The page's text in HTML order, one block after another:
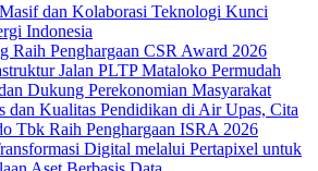
dan Kolaborasi Teknologi Kunci
Indonesia
Raih Penghargaan CSR Award 2026
Jalan PLTP Mataloko Permudah
Dukung Perekonomian Masyarakat
dan Kualitas Pendidikan di Air Upas, Cita
Tbk Raih Penghargaan ISRA 2026
Digital melalui Pertapixel untuk